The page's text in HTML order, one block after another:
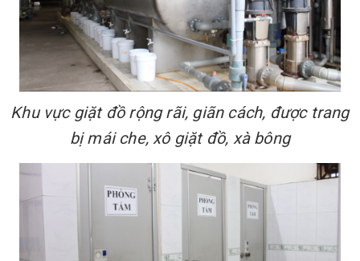
Khu vực giặt đồ rộng rãi, giãn cách, được trang
bị mái che, xô giặt đồ, xà bông